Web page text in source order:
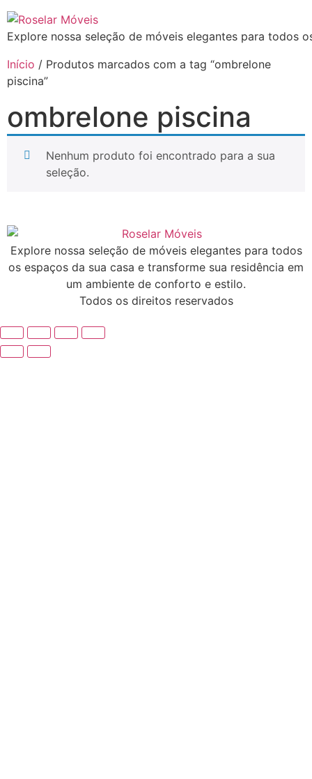
Explore nossa seleção de móveis elegantes para todos
Início / Produtos marcados com a tag “ombrelone
piscina”
ombrelone piscina
Nenhum produto foi encontrado para a sua
seleção.
Explore nossa seleção de móveis elegantes para todos
os espaços da sua casa e transforme sua residência em
um ambiente de conforto e estilo.
Todos os direitos reservados